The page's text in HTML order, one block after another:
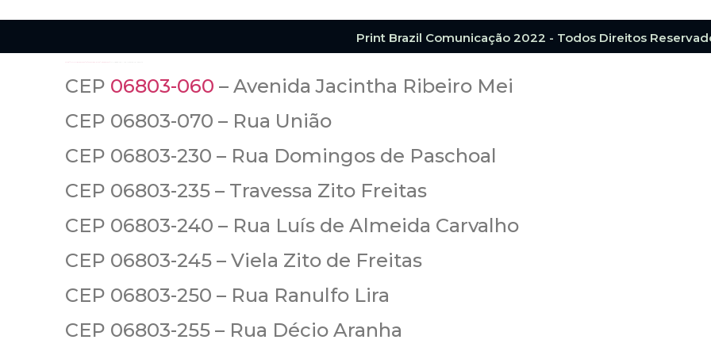
Print Brazil Comunicação 2022 - Todos Direitos
https://www.ruacep.com.br/sp/embu-das-artes/logradouros/ CEP 06803-050 – Rua Alexandrina Bassith
CEP 06803-060 – Avenida Jacintha Ribeiro Mei
CEP 06803-070 – Rua União
CEP 06803-230 – Rua Domingos de Paschoal
CEP 06803-235 – Travessa Zito Freitas
CEP 06803-240 – Rua Luís de Almeida Carvalho
CEP 06803-245 – Viela Zito de Freitas
CEP 06803-250 – Rua Ranulfo Lira
CEP 06803-255 – Rua Décio Aranha